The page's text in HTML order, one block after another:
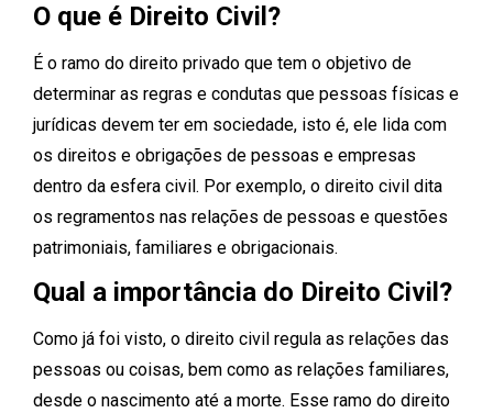
O que é Direito Civil?
É o ramo do direito privado que tem o objetivo de
determinar as regras e condutas que pessoas físicas e
jurídicas devem ter em sociedade, isto é, ele lida com
os direitos e obrigações de pessoas e empresas
dentro da esfera civil. Por exemplo, o direito civil dita
os regramentos nas relações de pessoas e questões
patrimoniais, familiares e obrigacionais.
Qual a importância do Direito Civil?
Como já foi visto, o direito civil regula as relações das
pessoas ou coisas, bem como as relações familiares,
desde o nascimento até a morte. Esse ramo do direito